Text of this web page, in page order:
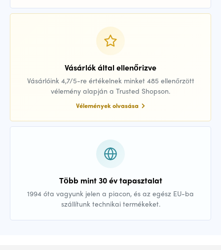
Vásárlók által ellenőrizve
Vásárlóink 4,7/5-re értékelnek minket 485 ellenőrzött
vélemény alapján a Trusted Shopson.
Vélemények olvasása
Több mint 30 év tapasztalat
1994 óta vagyunk jelen a piacon, és az egész EU-ba
szállítunk technikai termékeket.